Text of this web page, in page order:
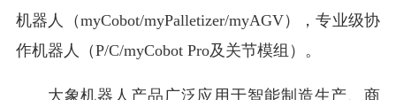
机器人（myCobot/myPalletizer/myAGV），专业级协
作机器人（P/C/myCobot Pro及关节模组）。
大象机器人产品广泛应用于智能制造生产、商